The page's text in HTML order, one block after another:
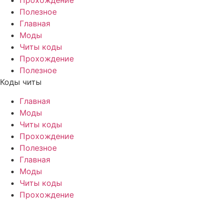
Полезное
Главная
Моды
Читы коды
Прохождение
Полезное
Коды читы
Главная
Моды
Читы коды
Прохождение
Полезное
Главная
Моды
Читы коды
Прохождение